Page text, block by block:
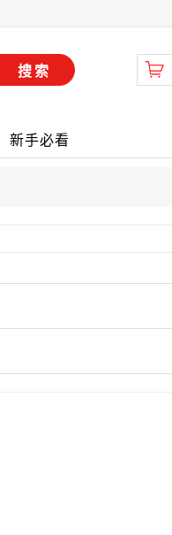
搜索
新手必看